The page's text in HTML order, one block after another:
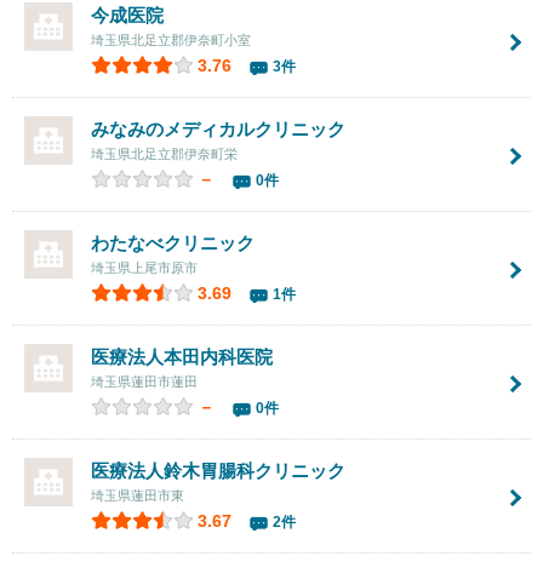
今成医院
埼玉県北足立郡伊奈町小室
3.76 3件
みなみのメディカルクリニック
埼玉県北足立郡伊奈町栄
－ 0件
わたなべクリニック
埼玉県上尾市原市
3.69 1件
医療法人本田内科医院
埼玉県蓮田市蓮田
－ 0件
医療法人鈴木胃腸科クリニック
埼玉県蓮田市東
3.67 2件